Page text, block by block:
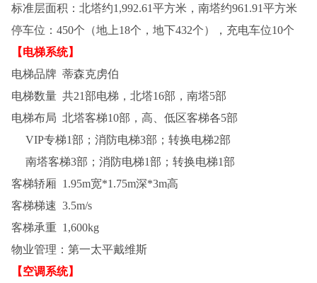
标准层面积：北塔约1,992.61平方米，南塔约961.91平方米
停车位：450个（地上18个，地下432个），充电车位10个
【电梯系统】
电梯品牌蒂森克虏伯
电梯数量共21部电梯，北塔16部，南塔5部
电梯布局 北塔客梯10部，高、低区客梯各5部
VIP专梯1部；消防电梯3部；转换电梯2部
南塔客梯3部；消防电梯1部；转换电梯1部
客梯轿厢 1.95m宽*1.75m深*3m高
客梯梯速 3.5m/s
客梯承重 1,600kg
物业管理：第一太平戴维斯
【空调系统】